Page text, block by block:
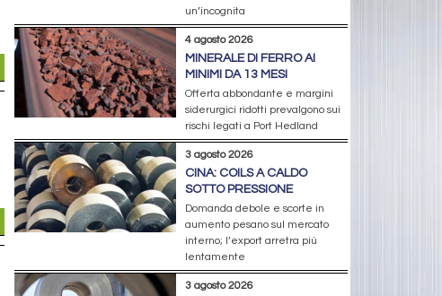
un’incognita
4 agosto 2026
MINERALE DI FERRO AI
MINIMI DA 13 MESI
Offerta abbondante e margini
siderurgici ridotti prevalgono sui
rischi legati a Port Hedland
3 agosto 2026
CINA: COILS A CALDO
SOTTO PRESSIONE
Domanda debole e scorte in
aumento pesano sul mercato
interno; l’export arretra più
lentamente
3 agosto 2026